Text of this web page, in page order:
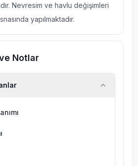
Nevresim ve havlu değişimleri
yapılmaktadır.
Notlar